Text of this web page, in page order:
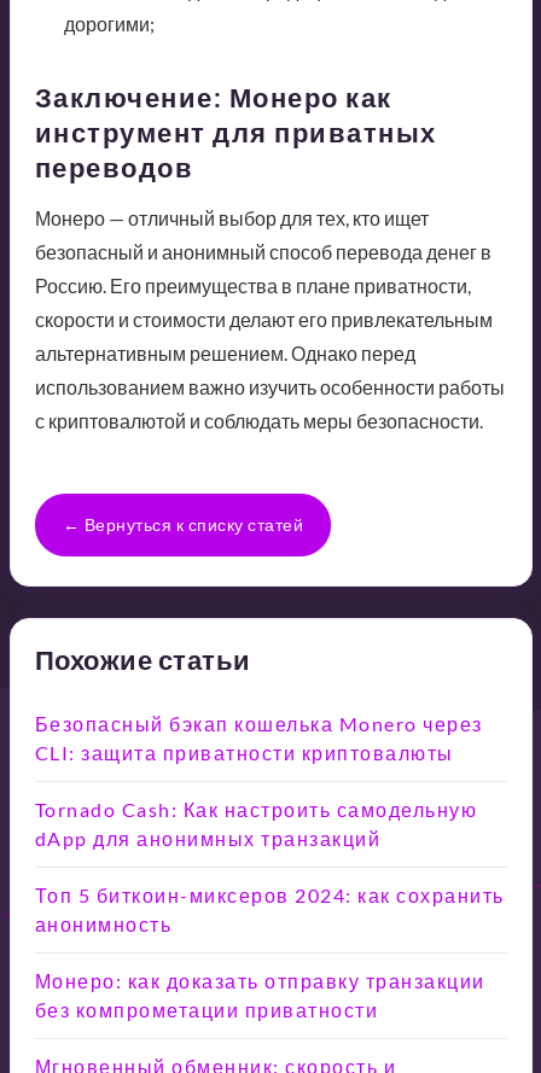
дорогими;
Заключение: Монеро как
инструмент для приватных
переводов
Монеро — отличный выбор для тех, кто ищет
безопасный и анонимный способ перевода денег в
Россию. Его преимущества в плане приватности,
скорости и стоимости делают его привлекательным
альтернативным решением. Однако перед
использованием важно изучить особенности работы
с криптовалютой и соблюдать меры безопасности.
← Вернуться к списку статей
Похожие статьи
Безопасный бэкап кошелька Monero через
CLI: защита приватности криптовалюты
Tornado Cash: Как настроить самодельную
dApp для анонимных транзакций
Топ 5 биткоин-миксеров 2024: как сохранить
анонимность
Монеро: как доказать отправку транзакции
без компрометации приватности
Мгновенный обменник: скорость и